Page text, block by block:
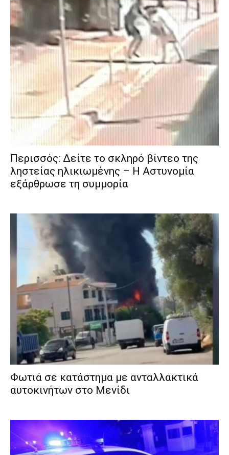
Περισσός: Δείτε το σκληρό βίντεο της
ληστείας ηλικιωμένης – Η Αστυνομία
εξάρθρωσε τη συμμορία
Φωτιά σε κατάστημα με ανταλλακτικά
αυτοκινήτων στο Μενίδι